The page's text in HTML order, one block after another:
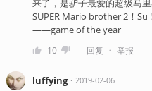
来了，是驴子最爱的超级马
SUPER Mario brother 2！
——game of the year
10 回复 ・ 举报
luffying・ 2019-02-06